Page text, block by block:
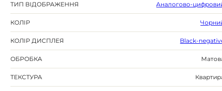
ТИП ВІДОБРАЖЕННЯ Аналогово-
КОЛІР
КОЛІР ДИСПЛЕЯ Black-
ОБРОБКА
ТЕКСТУРА